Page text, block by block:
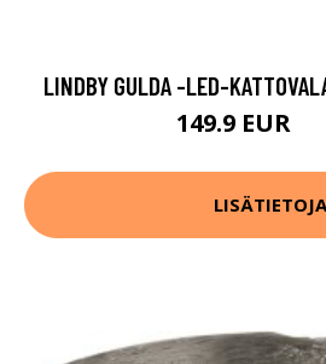
LINDBY GULDA -LED-
149.9 EUR
LISÄTIETOJA